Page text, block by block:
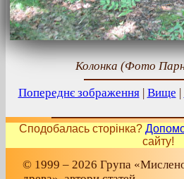
Колонка (Фото
Попереднє зображення| Вище |
Сподобалась сторінка?
сайту!
© 1999 – 2026 Група